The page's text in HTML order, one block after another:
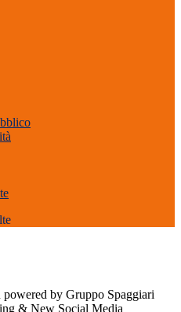
by Gruppo Spaggiari
& New Social Media